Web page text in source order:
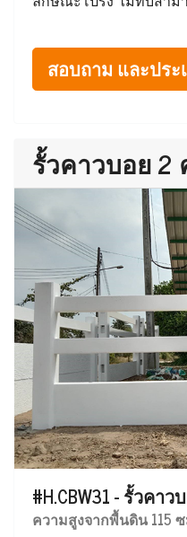
สอบถาม และประ
รั้วคาวบอย 2
#H.CBW31 - รั้วคา
ความสูงจากพื้นดิน 115